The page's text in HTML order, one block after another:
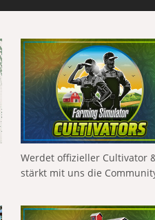
Werdet offizieller Cultivator
stärkt mit uns die